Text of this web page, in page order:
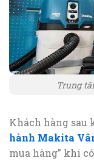
Trung
Khách hàng
hành Makita
mua hàng” khi